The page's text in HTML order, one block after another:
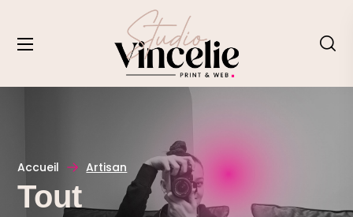
Accueil Artisan
Tout